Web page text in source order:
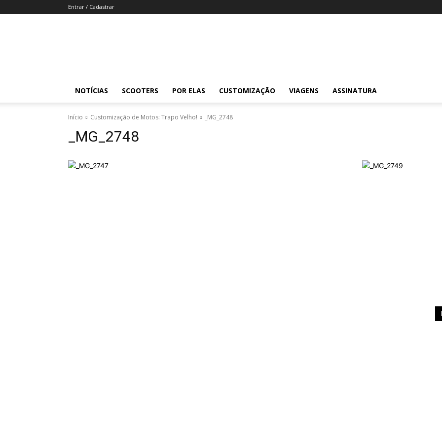
Entrar / Cadastrar
NOTÍCIAS SCOOTERS POR ELAS CUSTOMIZAÇÃO VIAGENS ASSINATURA
Início Customização de Motos: Trapo Velho! _MG_2748
_MG_2748